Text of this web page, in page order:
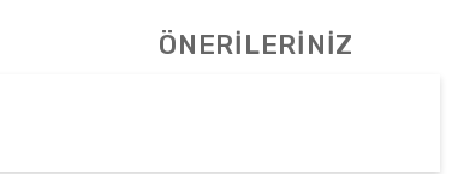
ÖNERİLERİNİZ